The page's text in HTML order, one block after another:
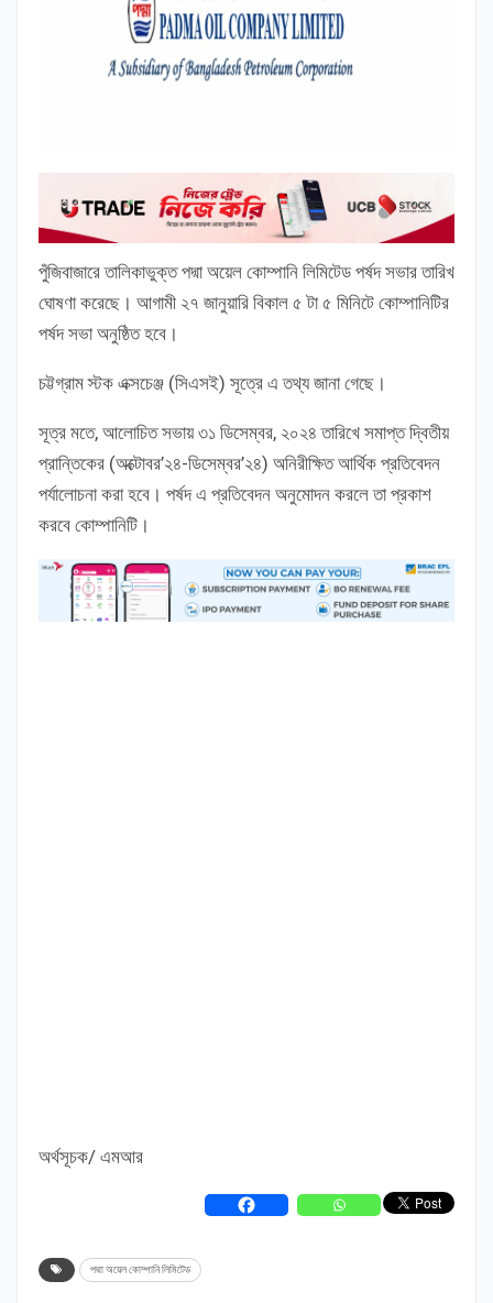
পুঁজিবাজারে তালিকাভুক্ত পদ্মা অয়েল কোম্পানি লিমিটেড পর্ষদ সভার তারিখ
ঘোষণা করেছে। আগামী ২৭ জানুয়ারি বিকাল ৫ টা ৫ মিনিটে কোম্পানিটির
পর্ষদ সভা অনুষ্ঠিত হবে।
চট্টগ্রাম স্টক এক্সচেঞ্জ (সিএসই) সূত্রে এ তথ্য জানা গেছে।
সূত্র মতে, আলোচিত সভায় ৩১ ডিসেম্বর, ২০২৪ তারিখে সমাপ্ত দ্বিতীয়
প্রান্তিকের (অক্টোবর’২৪-ডিসেম্বর’২৪) অনিরীক্ষিত আর্থিক প্রতিবেদন
পর্যালোচনা করা হবে। পর্ষদ এ প্রতিবেদন অনুমোদন করলে তা প্রকাশ
করবে কোম্পানিটি।
অর্থসূচক/ এমআর
পদ্মা অয়েল কোম্পানি লিমিটেড